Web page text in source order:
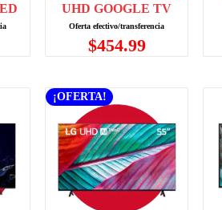
UHD GOOGLE TV
$454.99
¡OFERTA!